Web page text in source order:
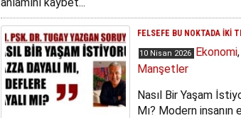
FELSEFE BU NOKTADA İKİ
10 Nisan 2026 Ekonomi,
Manşetler
Nasıl Bir Yaşam
Mı? Modern insanın